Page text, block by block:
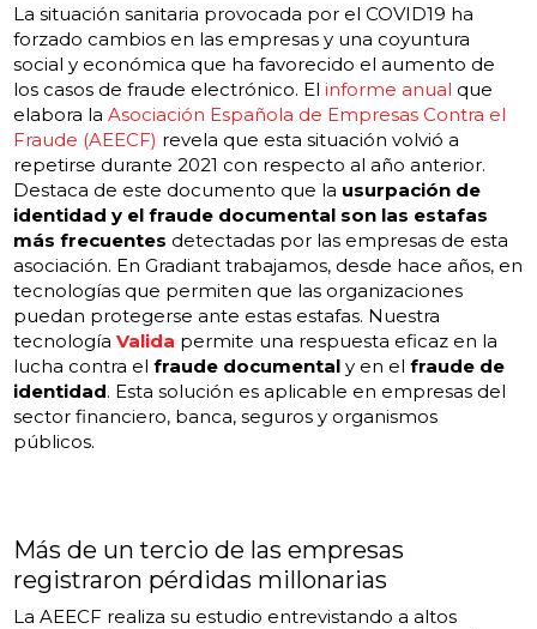
La situación sanitaria provocada por el COVID19 ha
forzado cambios en las empresas y una coyuntura
social y económica que ha favorecido el aumento de
los casos de fraude electrónico. Elinforme anual que
elabora laAsociación Española de Empresas Contra el
Fraude (AEECF) revela que esta situación volvió a
repetirse durante 2021 con respecto al año anterior.
Destaca de este documento que la usurpación de
identidad y el fraude documental son las estafas
más frecuentes detectadas por las empresas de esta
asociación. En Gradiant trabajamos, desde hace años, en
tecnologías que permiten que las organizaciones
puedan protegerse ante estas estafas. Nuestra
tecnologíaValida permite una respuesta eficaz en la
lucha contra elfraude documental y en el fraude de
identidad. Esta solución es aplicable en empresas del
sector financiero, banca, seguros y organismos
públicos.
Más de un tercio de las empresas
registraron pérdidas millonarias
La AEECF realiza su estudio entrevistando a altos